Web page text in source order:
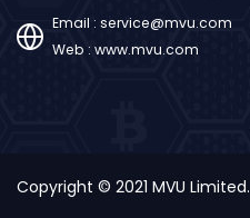
Email : service@mvu.com
Web : www.mvu.com
Copyright © 2021 MVU Limited.